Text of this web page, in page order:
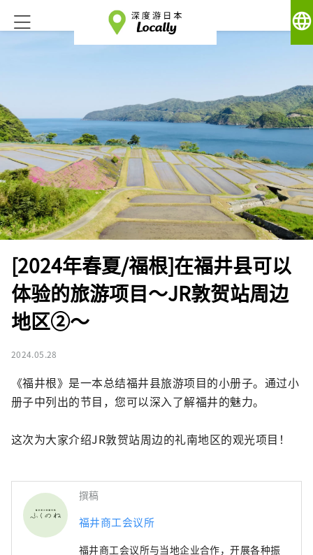
language
[2024年春夏/福根]在福井县可以
体验的旅游项目～JR敦贺站周边
地区②～
2024.05.28
《福井根》是一本总结福井县旅游项目的小册子。通过小
册子中列出的节目，您可以深入了解福井的魅力。
这次为大家介绍JR敦贺站周边的礼南地区的观光项目！
撰稿
福井商工会议所
福井商工会议所与当地企业合作，开展各种振